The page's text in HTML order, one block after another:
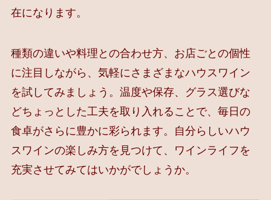
在になります。
種類の違いや料理との合わせ方、お店ごとの個性
に注目しながら、気軽にさまざまなハウスワイン
を試してみましょう。温度や保存、グラス選びな
どちょっとした工夫を取り入れることで、毎日の
食卓がさらに豊かに彩られます。自分らしいハウ
スワインの楽しみ方を見つけて、ワインライフを
充実させてみてはいかがでしょうか。